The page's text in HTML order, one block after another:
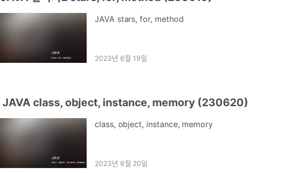
JAVA stars, for, method
2023년 6월 19일
JAVA class, object, instance, memory (230620)
class, object, instance, memory
2023년 6월 20일